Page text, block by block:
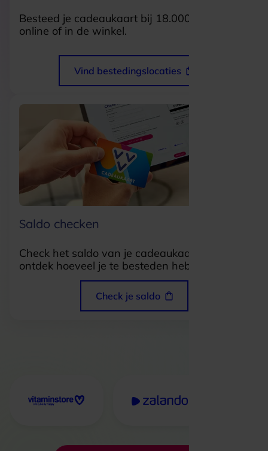
Besteed je cadeaukaart bij 18.000 locaties
online of in de winkel.
Vind bestedingslocaties
Saldo checken
Check het saldo van je cadeaukaart en
ontdek hoeveel je te besteden hebt.
Check je saldo